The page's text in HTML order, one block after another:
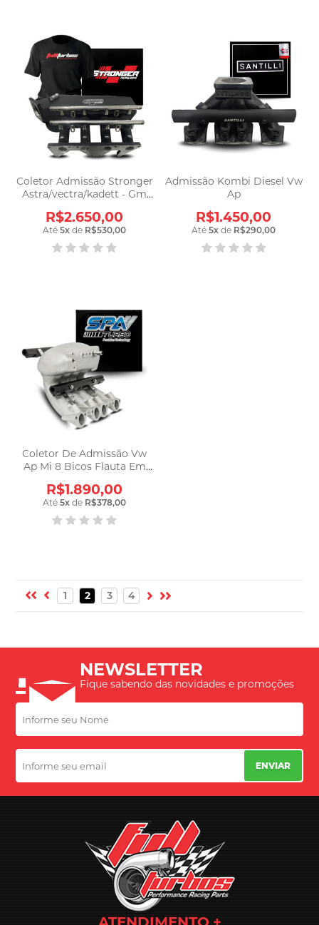
Coletor Admissão Stronger
Astra/vectra/kadett - Gm
R$2.650,00
Até5x de R$530,00
Admissão Kombi Diesel Vw
Ap
R$1.450,00
Até5x de R$290,00
Coletor De Admissão Vw
Ap Mi 8 Bicos Flauta Em
R$1.890,00
Até5x de R$378,00
1 2 3 4
NEWSLETTER
Fique sabendo das novidades e promoções
ENVIAR